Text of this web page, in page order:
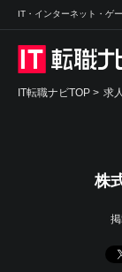
IT・インターネット・ゲ
IT転職ナビTOP > 求
株